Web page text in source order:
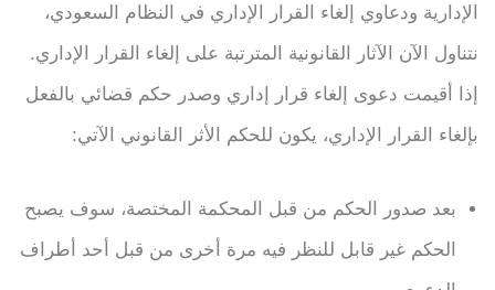
الإدارية ودعاوي إلغاء القرار الإداري في النظام السعودي،
نتناول الآن الآثار القانونية المترتبة على إلغاء القرار الإداري.
إذا أقيمت دعوى إلغاء قرار إداري وصدر حكم قضائي بالفعل
بإلغاء القرار الإداري، يكون للحكم الأثر القانوني الآتي:
بعد صدور الحكم من قبل المحكمة المختصة، سوف يصبح
الحكم غير قابل للنظر فيه مرة أخرى من قبل أحد أطراف